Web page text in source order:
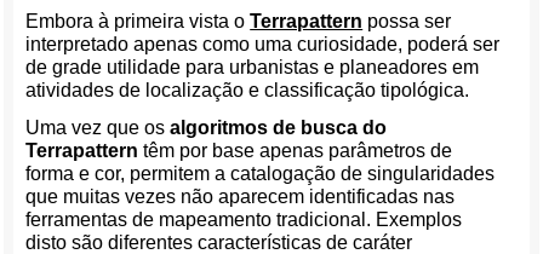
Embora à primeira vista oTerrapattern possa ser
interpretado apenas como uma curiosidade, poderá ser
de grade utilidade para urbanistas e planeadores em
atividades de localização e classificação tipológica.
Uma vez que osalgoritmos de busca do
Terrapattern têm por base apenas parâmetros de
forma e cor, permitem a catalogação de singularidades
que muitas vezes não aparecem identificadas nas
ferramentas de mapeamento tradicional. Exemplos
disto são diferentes características de caráter